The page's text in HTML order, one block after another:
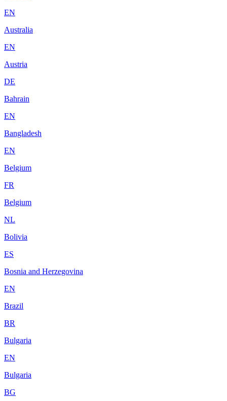
EN
Australia
EN
Austria
DE
Bahrain
EN
Bangladesh
EN
Belgium
FR
Belgium
NL
Bolivia
ES
Bosnia and Herzegovina
EN
Brazil
BR
Bulgaria
EN
Bulgaria
BG